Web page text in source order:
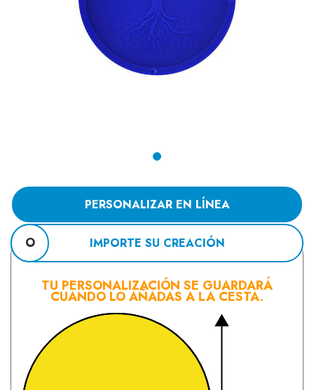
PERSONALIZAR EN LÍNEA
O IMPORTE SU CREACIÓN
TU PERSONALIZACIÓN SE GUARDARÁ
CUANDO LO AÑADAS A LA CESTA.